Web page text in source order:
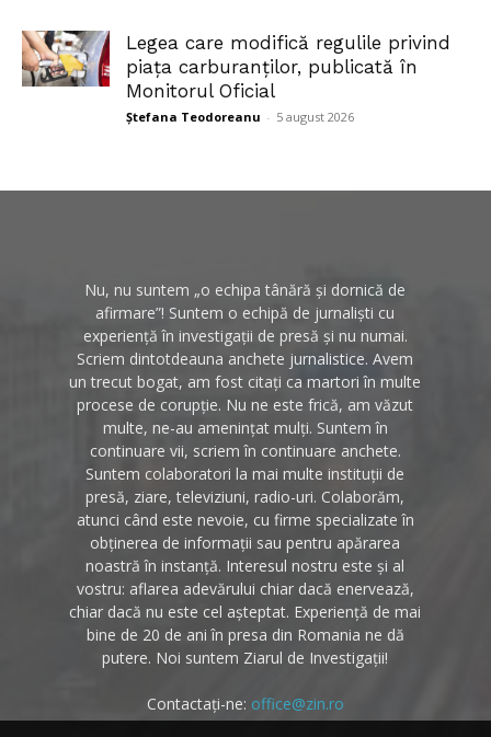
Legea care modifică regulile privind
piața carburanților, publicată în
Monitorul Oficial
Ștefana Teodoreanu - 5 august 2026
Nu, nu suntem „o echipa tânără și dornică de
afirmare”! Suntem o echipă de jurnaliști cu
experiență în investigații de presă și nu numai.
Scriem dintotdeauna anchete jurnalistice. Avem
un trecut bogat, am fost citați ca martori în multe
procese de corupție. Nu ne este frică, am văzut
multe, ne-au amenințat mulți. Suntem în
continuare vii, scriem în continuare anchete.
Suntem colaboratori la mai multe instituții de
presă, ziare, televiziuni, radio-uri. Colaborăm,
atunci când este nevoie, cu firme specializate în
obținerea de informații sau pentru apărarea
noastră în instanță. Interesul nostru este și al
vostru: aflarea adevărului chiar dacă enervează,
chiar dacă nu este cel așteptat. Experiență de mai
bine de 20 de ani în presa din Romania ne dă
putere. Noi suntem Ziarul de Investigații!
Contactați-ne: office@zin.ro